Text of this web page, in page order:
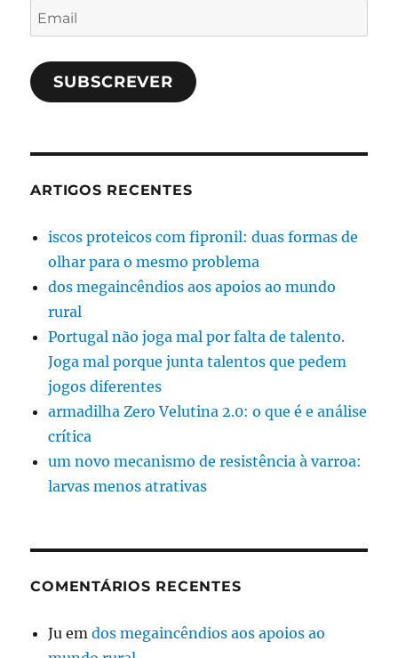
Email
SUBSCREVER
ARTIGOS RECENTES
iscos proteicos com fipronil: duas formas de
olhar para o mesmo problema
dos megaincêndios aos apoios ao mundo
rural
Portugal não joga mal por falta de talento.
Joga mal porque junta talentos que pedem
jogos diferentes
armadilha Zero Velutina 2.0: o que é e análise
crítica
um novo mecanismo de resistência à varroa:
larvas menos atrativas
COMENTÁRIOS RECENTES
Ju emdos megaincêndios aos apoios ao